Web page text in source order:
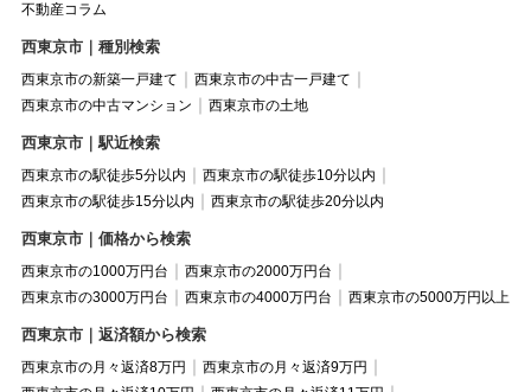
不動産コラム
西東京市｜種別検索
西東京市の新築一戸建て
西東京市の中古一戸建て
西東京市の中古マンション
西東京市の土地
西東京市｜駅近検索
西東京市の駅徒歩5分以内
西東京市の駅徒歩10分以内
西東京市の駅徒歩15分以内
西東京市の駅徒歩20分以内
西東京市｜価格から検索
西東京市の1000万円台
西東京市の2000万円台
西東京市の3000万円台
西東京市の4000万円台 西東京市の5000万円以上
西東京市｜返済額から検索
西東京市の月々返済8万円
西東京市の月々返済9万円